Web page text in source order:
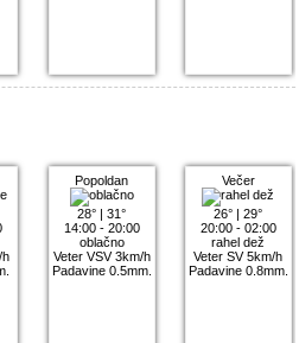
h
Popoldan
28° |31°
14:00 - 20:00
oblačno
Veter VSV 3km/h
Padavine 0.5mm.
Večer
26° |29°
20:00 - 02:00
rahel dež
Veter SV 5km/h
Padavine 0.8mm.